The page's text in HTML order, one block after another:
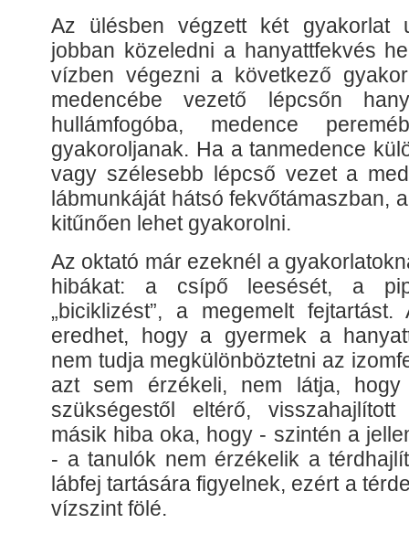
Az ülésben végzett két gyakorlat
jobban közeledni a hanyattfekvés
vízben végezni a következő
medencébe vezető lépcsőn
hullámfogóba, medence
gyakoroljanak. Ha a tanmedence
vagy szélesebb lépcső vezet a
lábmunkáját hátsó fekvőtámaszban,
kitűnően lehet gyakorolni.
Az oktató már ezeknél a
hibákat: a csípő leesését, a
„biciklizést”, a megemelt
eredhet, hogy a gyermek a
nem tudja megkülönböztetni az
azt sem érzékeli, nem látja,
szükségestől eltérő,
másik hiba oka, hogy - szintén a
- a tanulók nem érzékelik a
lábfej tartására figyelnek, ezért a
vízszint fölé.